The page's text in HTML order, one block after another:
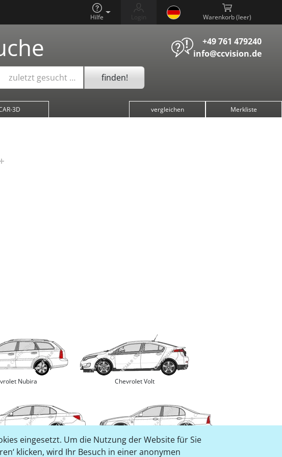
eingesetzt. Um die Nutzung der Website für Sie
klicken, wird Ihr Besuch in einer anonymen
Hilfe Login Warenkorb ( )
+49 761 479240
info@ccvision.de
zuletzt gesucht … finden!
3D vergleichen Merkliste
Nubira Chevrolet Volt
Chevrolet Epica Chevrolet Evanda